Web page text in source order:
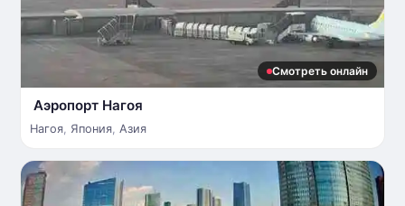
Смотреть онлайн
Аэропорт Нагоя
Нагоя, Япония, Азия